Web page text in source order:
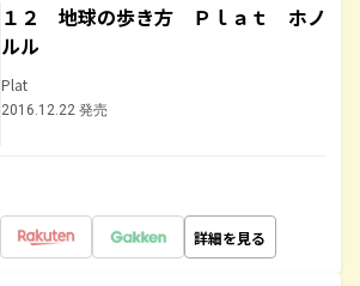
１２ 地球の歩き方 Ｐｌａｔ ホノ
ルル
Plat
2016.12.22 発売
詳細を見る